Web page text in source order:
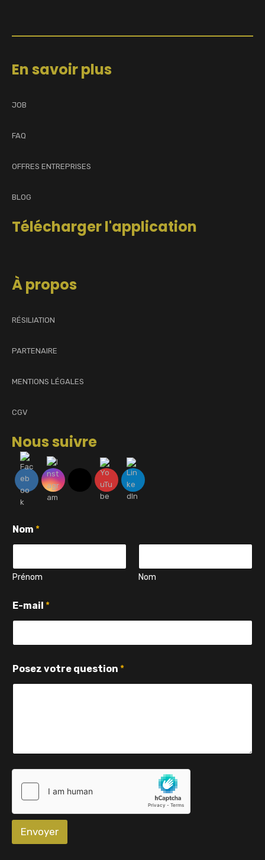
En savoir plus
JOB
FAQ
OFFRES ENTREPRISES
BLOG
Télécharger l'application
À propos
RÉSILIATION
PARTENAIRE
MENTIONS LÉGALES
CGV
Nous suivre
o
t
e
E
m
a
i
P
s
z
Nom *
Prénom Nom
E-mail *
Posez votre question *
Envoyer